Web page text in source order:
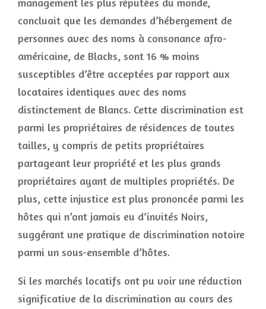
concluait que les demandes d’hébergement de
personnes avec des noms à consonance afro-
américaine, de Blacks, sont 16 % moins
susceptibles d’être acceptées par rapport aux
locataires identiques avec des noms
distinctement de Blancs. Cette discrimination est
parmi les propriétaires de résidences de toutes
tailles, y compris de petits propriétaires
partageant leur propriété et les plus grands
propriétaires ayant de multiples propriétés. De
plus, cette injustice est plus prononcée parmi les
hôtes qui n’ont jamais eu d’invités Noirs,
suggérant une pratique de discrimination notoire
parmi un sous-ensemble d’hôtes.
Si les marchés locatifs ont pu voir une réduction
significative de la discrimination au cours des